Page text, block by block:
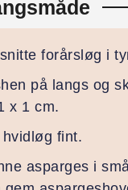
forårsløg i
på langs og
x 1 cm.
fint.
asparges i